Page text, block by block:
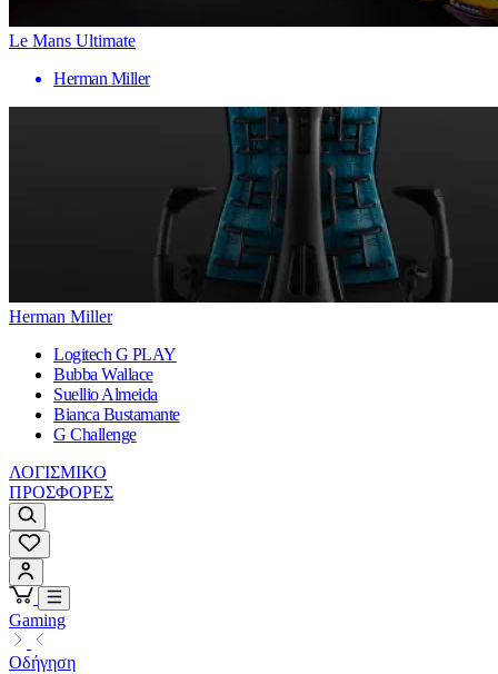
Le Mans Ultimate
Herman Miller
Herman Miller
Logitech G PLAY
Bubba Wallace
Suellio Almeida
Bianca Bustamante
G Challenge
ΛΟΓΙΣΜΙΚΟ
ΠΡΟΣΦΟΡΕΣ
Gaming
Οδήγηση